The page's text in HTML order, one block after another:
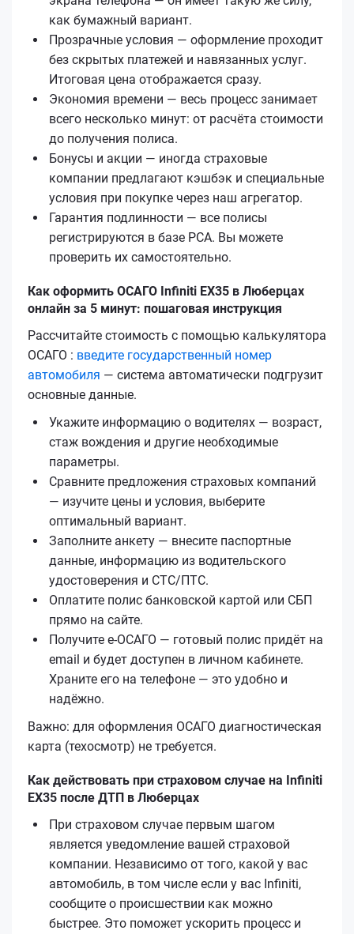
как бумажный вариант.
Прозрачные условия — оформление проходит
без скрытых платежей и навязанных услуг.
Итоговая цена отображается сразу.
Экономия времени — весь процесс занимает
всего несколько минут: от расчёта стоимости
до получения полиса.
Бонусы и акции — иногда страховые
компании предлагают кэшбэк и специальные
условия при покупке через наш агрегатор.
Гарантия подлинности — все полисы
регистрируются в базе РСА. Вы можете
проверить их самостоятельно.
Как оформить ОСАГО Infiniti EX35 в Люберцах
онлайн за 5 минут: пошаговая инструкция
Рассчитайте стоимость с помощью калькулятора
ОСАГО : введите государственный номер
автомобиля — система автоматически подгрузит
основные данные.
Укажите информацию о водителях — возраст,
стаж вождения и другие необходимые
параметры.
Сравните предложения страховых компаний
— изучите цены и условия, выберите
оптимальный вариант.
Заполните анкету — внесите паспортные
данные, информацию из водительского
удостоверения и СТС/ПТС.
Оплатите полис банковской картой или СБП
прямо на сайте.
Получите е‑ОСАГО — готовый полис придёт на
email и будет доступен в личном кабинете.
Храните его на телефоне — это удобно и
надёжно.
Важно: для оформления ОСАГО диагностическая
карта (техосмотр) не требуется.
Как действовать при страховом случае на Infiniti
EX35 после ДТП в Люберцах
При страховом случае первым шагом
является уведомление вашей страховой
компании. Независимо от того, какой у вас
автомобиль, в том числе если у вас Infiniti,
сообщите о происшествии как можно
быстрее. Это поможет ускорить процесс и